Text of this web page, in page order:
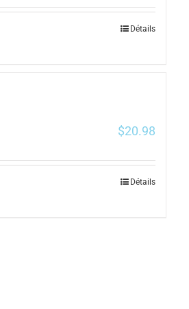
Détails
$20.98
Détails